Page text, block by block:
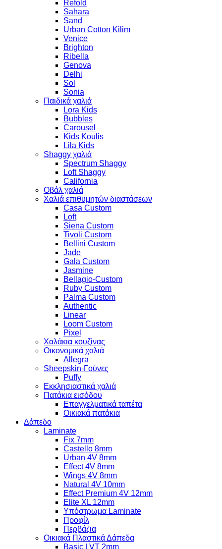
Refold
Sahara
Sand
Urban Cotton Kilim
Venice
Brighton
Ribella
Genova
Delhi
Sol
Sonia
Παιδικά χαλιά
Lora Kids
Bubbles
Carousel
Kids Koulis
Lila Kids
Shaggy χαλιά
Spectrum Shaggy
Loft Shaggy
California
Οβάλ χαλιά
Χαλιά επιθυμητών διαστάσεων
Casa Custom
Loft
Siena Custom
Tivoli Custom
Bellini Custom
Jade
Gala Custom
Jasmine
Bellagio-Custom
Ruby Custom
Palma Custom
Authentic
Linear
Loom Custom
Pixel
Χαλάκια κουζίνας
Οικονομικά χαλιά
Allegra
Sheepskin-Γούνες
Puffy
Εκκλησιαστικά χαλιά
Πατάκια εισόδου
Επαγγελματικά ταπέτα
Οικιακά πατάκια
Δάπεδο
Laminate
Fix 7mm
Castello 8mm
Urban 4V 8mm
Effect 4V 8mm
Wings 4V 8mm
Natural 4V 10mm
Effect Premium 4V 12mm
Elite XL 12mm
Υπόστρωμα Laminate
Προφίλ
Περβάζια
Οικιακά Πλαστικά Δάπεδα
Basic LVT 2mm